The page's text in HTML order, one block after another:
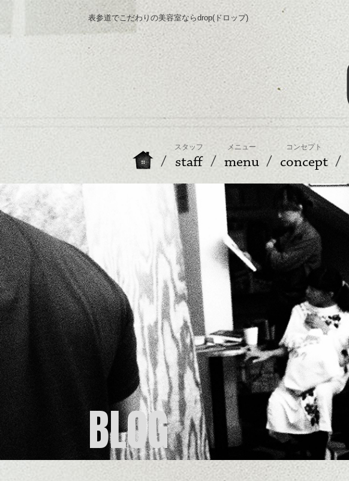
表参道でこだわりの美容室ならdrop(ドロップ)
スタッフ
staff
メニュー
menu
コンセプト
concept
BLOG